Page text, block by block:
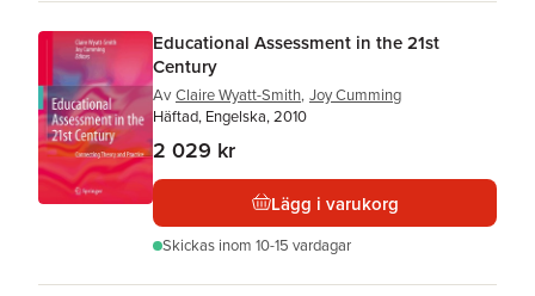
Educational Assessment in the 21st
Century
Av Claire Wyatt-Smith, Joy Cumming
Häftad, Engelska, 2010
2 029 kr
Lägg i varukorg
Skickas inom 10-15 vardagar